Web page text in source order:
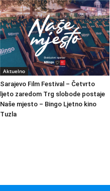
Aktuelno
Sarajevo Film Festival – Četvrto
ljeto zaredom Trg slobode postaje
Naše mjesto – Bingo Ljetno kino
Tuzla